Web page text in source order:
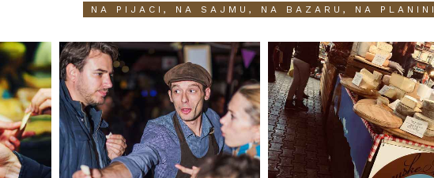
NA PIJACI, NA SAJMU, NA BAZARU, NA PLANINI